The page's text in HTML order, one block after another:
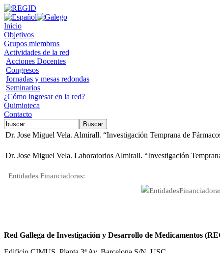
Inicio
Objetivos
Grupos miembros
Actividades de la red
Acciones Docentes
Congresos
Jornadas y mesas redondas
Seminarios
¿Cómo ingresar en la red?
Quimioteca
Contacto
Dr. Jose Miguel Vela. Almirall. “Investigación Temprana de
Dr. Jose Miguel Vela. Laboratorios Almirall. “Investigación
Entidades Financiadoras:
Red Gallega de Investigación y Desarrollo de Medicamentos